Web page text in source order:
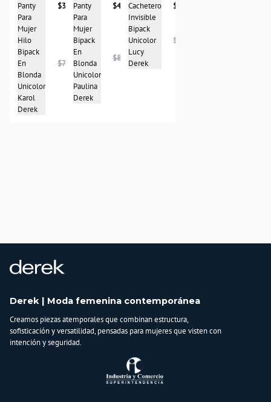
Panty
Para
Mujer
Hilo
Bipack
En
Blonda
Unicolor
Karol
Derek
$39.950
$78.950
Panty
Para
Mujer
Bipack
En
Blonda
Unicolor
Paulina
Derek
$41.950
$83.950
Cachetero
Invisible
Bipack
Unicolor
Lucy
Derek
$48.950
$96.950
Derek | Moda femenina contemporánea
Creamos piezas atemporales que combinan estructura,
sofisticación y versatilidad, pensadas para mujeres que visten con
intención y seguridad.